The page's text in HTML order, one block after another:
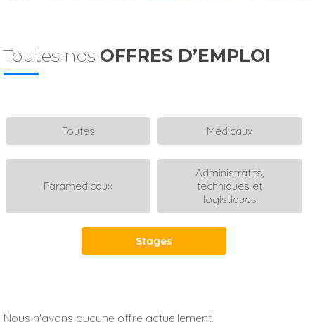
Toutes nos OFFRES D’EMPLOI
Toutes Médicaux
Paramédicaux
Administratifs,
techniques et
logistiques
Stages
Nous n'avons aucune offre actuellement.